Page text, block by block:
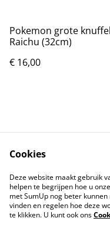
Pokemon grote knuffel
Raichu (32cm)
€ 16,00
Contact
Cookies
Deze website maakt gebruik
helpen te begrijpen hoe u
met SumUp nog beter
vinden en regelen hoe deze
te klikken. U kunt ook ons